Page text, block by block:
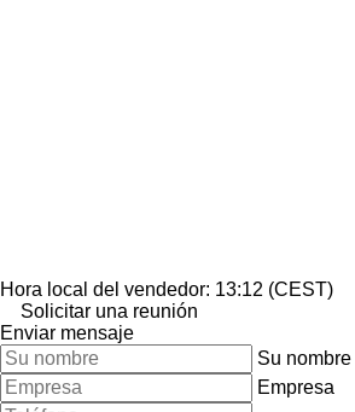
Hora local del vendedor: 13:12 (CEST)
Solicitar una reunión
Enviar mensaje
Su nombre
Empresa